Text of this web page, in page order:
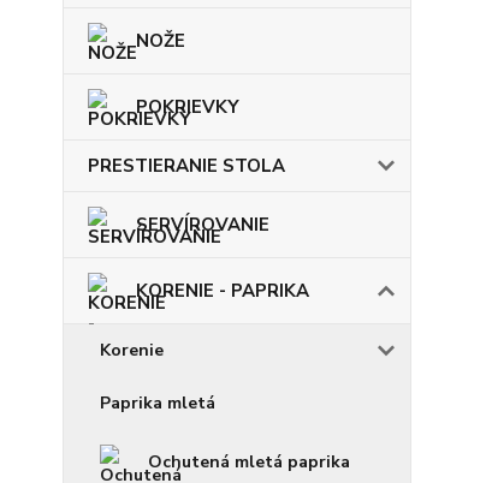
NOŽE
POKRIEVKY
PRESTIERANIE STOLA
SERVÍROVANIE
KORENIE - PAPRIKA
Korenie
Paprika mletá
Ochutená mletá paprika